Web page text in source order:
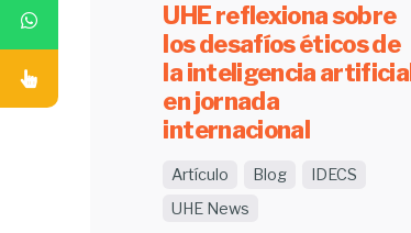
UHE reflexiona sobre
los desafíos éticos de
la inteligencia artificial
en jornada
internacional
Artículo Blog
IDECS
UHE News